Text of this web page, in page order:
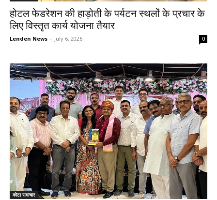
होटल फेडरेशन की हाड़ोती के पर्यटन स्थलों के प्रचार के
लिए विस्तृत कार्य योजना तैयार
Lenden News - July 6, 2026 0
कोटा समाचार